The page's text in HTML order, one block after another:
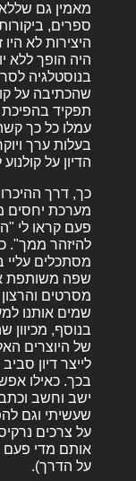
מאמין גם שללא
ספרים,
היצירות לא
היה הופך ללא
בנוסטלגיה
שהכתיבה על
תפקיד
עמלו כל כך קשה
בעלות ערך
הדיון על
כך, דרך
מערכת יחסים
פעם קראו לי
להיזהר ממך".
מסתכלים
שפה משותפת
מסרטים
שמים אותנו
בנוסף,
של היוצרים
לייצר דיון
בכך. כאילו
ישב וחשב
שעשיתי וגם
על צרכים
אותם מדי פעם
על הדרך).